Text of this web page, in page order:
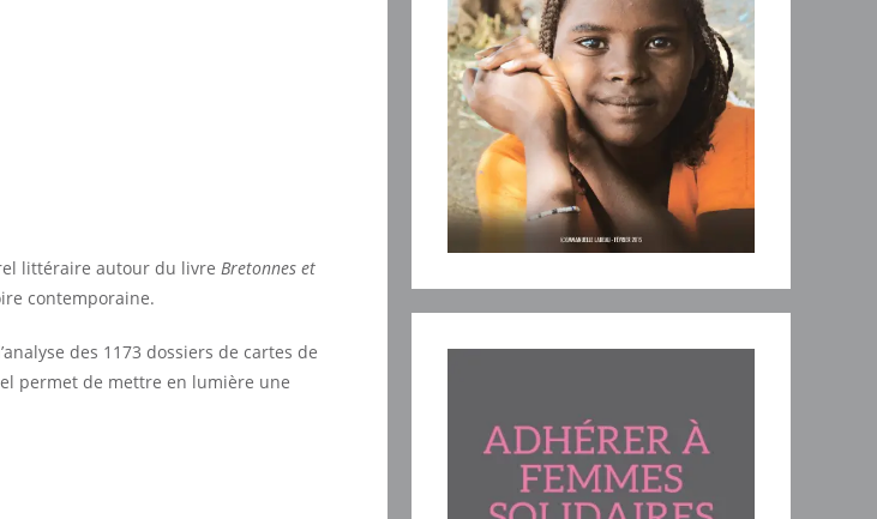
littéraire autour du livre Bretonnes et
contemporaine.
des 1173 dossiers de cartes de
permet de mettre en lumière une